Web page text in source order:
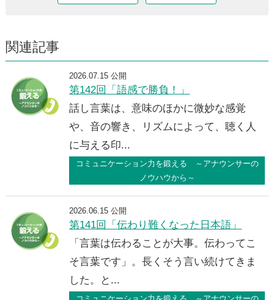
関連記事
2026.07.15 公開
第142回「語感で勝負！」
話し言葉は、意味のほかに微妙な感覚
や、音の響き、リズムによって、聴く人
に与える印...
コミュニケーション力を鍛える ～アナウンサーの
ノウハウから～
2026.06.15 公開
第141回「伝わり難くなった日本語」
「言葉は伝わることが大事。伝わってこ
そ言葉です」。長くそう言い続けてきま
した。と...